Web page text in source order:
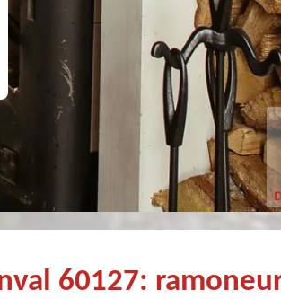
Très professionnel et fort sympathique
60127: